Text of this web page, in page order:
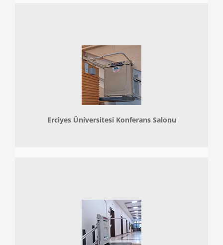
Erciyes Üniversitesi Konferans Salonu